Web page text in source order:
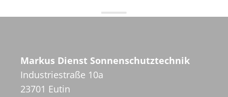
Markus Dienst Sonnenschutztechnik
Industriestraße 10a
23701 Eutin